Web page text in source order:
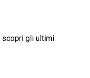
scopri gli ultimi